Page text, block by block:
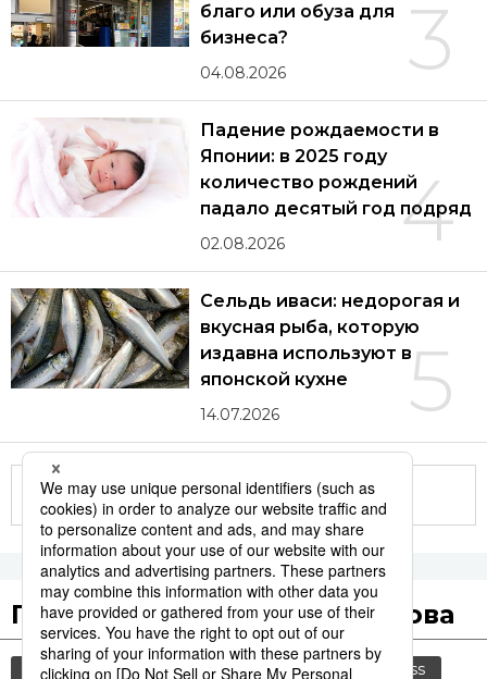
3
благо или обуза для
бизнеса?
04.08.2026
4
Падение рождаемости в
Японии: в 2025 году
количество рождений
падало десятый год подряд
02.08.2026
5
Сельдь иваси: недорогая и
вкусная рыба, которую
издавна используют в
японской кухне
14.07.2026
Другие статьи по теме
Популярные поисковые слова
общество культура история jiji press